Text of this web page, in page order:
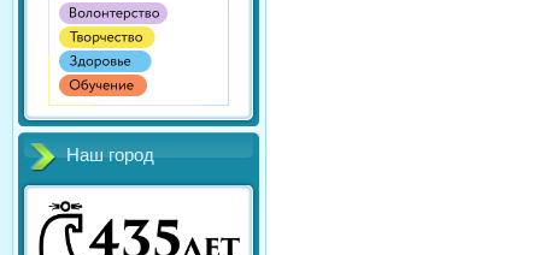
Наш город